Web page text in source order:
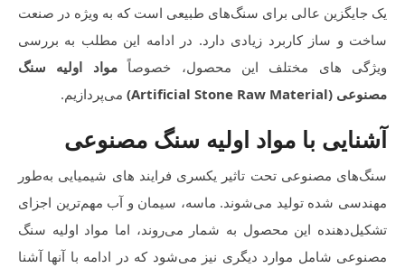
یک جایگزین عالی برای سنگ‌های طبیعی است که به ویژه در صنعت
ساخت و ساز کاربرد زیادی دارد. در ادامه این مطلب به بررسی
ویژگی های مختلف این محصول، خصوصاًمواد اولیه سنگ
مصنوعی (Artificial Stone Raw Material)
می‌پردازیم.
آشنایی با مواد اولیه سنگ مصنوعی
سنگ‌های مصنوعی تحت تاثیر یکسری فرایند های شیمیایی به‌طور
مهندسی شده تولید می‌شوند. ماسه، سیمان و آب مهم‌ترین اجزای
تشکیل‌دهنده این محصول به شمار می‌روند، اما مواد اولیه سنگ
مصنوعی شامل موارد دیگری نیز می‌شود که در ادامه با آنها آشنا